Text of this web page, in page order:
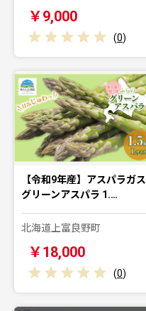
￥9,000
(0)
【令和9年産】アスパラガス
グリーンアスパラ 1.…
北海道上富良野町
￥18,000
(0)